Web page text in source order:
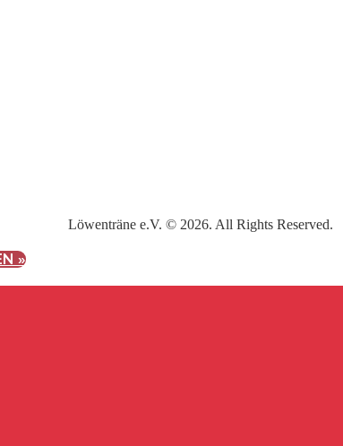
Löwenträne e.V. © 2026. All Rights Reserved.
»